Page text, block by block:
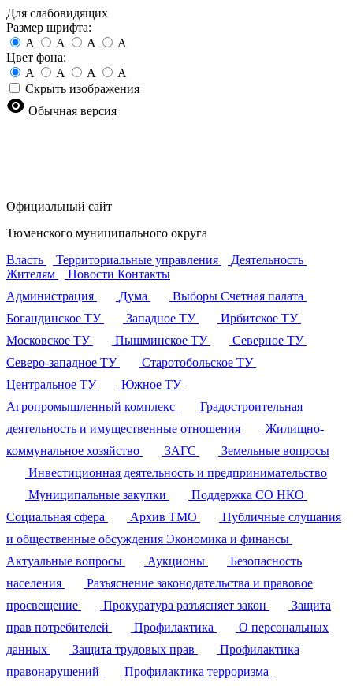
Для слабовидящих
Размер шрифта:
A
A A
A
Цвет фона:
A
A A
A
Скрыть изображения
Обычная версия
Официальный сайт
Тюменского муниципального округа
Власть
Территориальные управления
Деятельность
Жителям
Новости Контакты
Администрация
Дума Выборы Счетная палата
Богандинское ТУ
Западное ТУ
Ирбитское ТУ
Московское ТУ
Пышминское ТУ
Северное ТУ
Северо-западное ТУ
Старотобольское ТУ
Центральное ТУ
Южное ТУ
Агропромышленный комплекс
Градостроительная
деятельность и имущественные отношения
Жилищно-
коммунальное хозяйство
ЗАГС
Земельные вопросы
Инвестиционная деятельность и предпринимательство
Муниципальные закупки
Поддержка СО НКО
Социальная сфера
Архив ТМО
Публичные слушания
и общественные обсуждения Экономика и финансы
Актуальные вопросы
Аукционы
Безопасность
населения
Разъяснение законодательства и правовое
просвещение
Прокуратура разъясняет закон
Защита
прав потребителей
Профилактика
О персональных
данных
Защита трудовых прав
Профилактика
правонарушений
Профилактика терроризма